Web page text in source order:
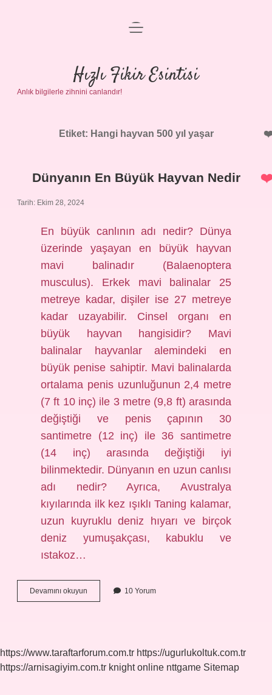
Anasayfa
Gizlilik Politikası
Yasal Uyarı
menüyü
Hızlı Fikir Esintisi
Anlık bilgilerle zihnini canlandır!
Etiket: Hangi hayvan 500 yıl yaşar
Dünyanın En Büyük Hayvan Nedir
Tarih: Ekim 28, 2024
En büyük canlının adı nedir? Dünya
üzerinde yaşayan en büyük hayvan
mavi balinadır (Balaenoptera
musculus). Erkek mavi balinalar 25
metreye kadar, dişiler ise 27 metreye
kadar uzayabilir. Cinsel organı en
büyük hayvan hangisidir? Mavi
balinalar hayvanlar alemindeki en
büyük penise sahiptir. Mavi balinalarda
ortalama penis uzunluğunun 2,4 metre
(7 ft 10 inç) ile 3 metre (9,8 ft) arasında
değiştiği ve penis çapının 30
santimetre (12 inç) ile 36 santimetre
(14 inç) arasında değiştiği iyi
bilinmektedir. Dünyanın en uzun canlısı
adı nedir? Ayrıca, Avustralya
kıyılarında ilk kez ışıklı Taning kalamar,
uzun kuyruklu deniz hıyarı ve birçok
deniz yumuşakçası, kabuklu ve
ıstakoz…
Devamını okuyun Dünyanın
En
10 Yorum
https://www.taraftarforum.com.tr https://ugurlukoltuk.com.tr
https://arnisagiyim.com.tr knight online nttgame Sitemap